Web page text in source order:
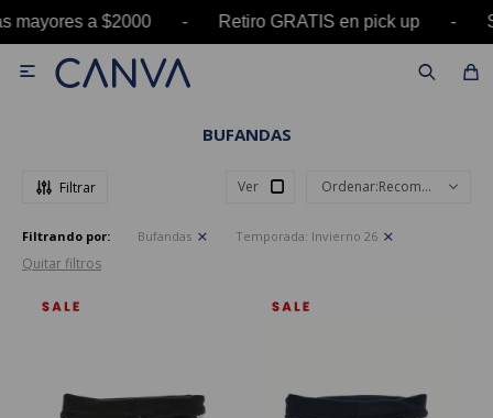
mayores a $2000 - Retiro GRATIS en pick up -

BUFANDAS
Ver Recomendados
Filtrando por: Bufandas Temporada: Invierno 26
Quitar filtros